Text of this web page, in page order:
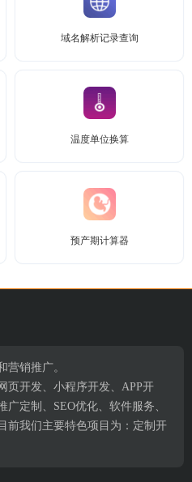
域名解析记录查询
温度单位换算
预产期计算器
营销推广。
页开发、小程序开发、APP开
定制、SEO优化、软件服务、
前我们主要特色项目为：定制开